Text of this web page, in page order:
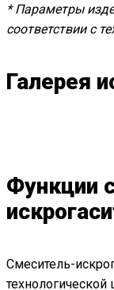
* Параметры
соответствии с
Галерея
Функции
Смеситель-